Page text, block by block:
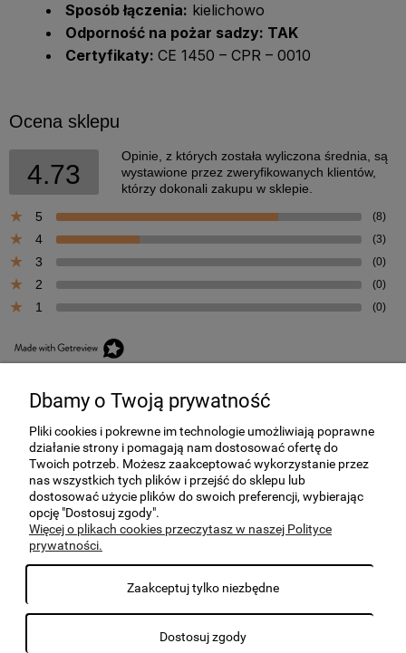
Sposób łączenia: kielichowo
Odporność na pożar sadzy: TAK
Certyfikaty: CE 1450 – CPR – 0010
Ocena sklepu
4.73
Opinie, z których została wyliczona średnia, są
wystawione przez zweryfikowanych klientów,
którzy dokonali zakupu w sklepie.
5
(8)
4 (3)
3 (0)
2 (0)
1 (0)
Obsługa Klienta
Płatności i dostawa
Dbamy o Twoją prywatność
Pliki cookies i pokrewne im technologie umożliwiają poprawne
działanie strony i pomagają nam dostosować ofertę do
Twoich potrzeb. Możesz zaakceptować wykorzystanie przez
nas wszystkich tych plików i przejść do sklepu lub
dostosować użycie plików do swoich preferencji, wybierając
opcję "Dostosuj zgody".
Więcej o plikach cookies przeczytasz w naszej Polityce
prywatności.
Zaakceptuj tylko niezbędne
Dostosuj zgody